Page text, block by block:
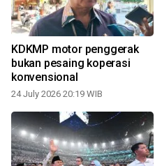
KDKMP motor penggerak
bukan pesaing koperasi
konvensional
24 July 2026 20:19 WIB